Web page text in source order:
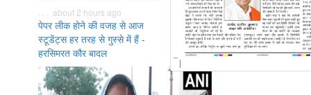
. . . about 2 hours ago
पेपर लीक होने की वजह से आज
स्टूडेंट्स हर तरह से गुस्से में हैं -
हरसिमरत कौर बादल